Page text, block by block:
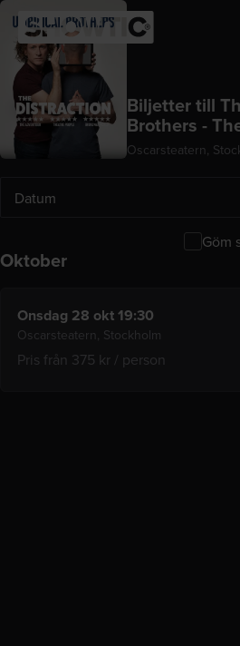
Biljetter till
Brothers -
Oscarsteatern,
Göm
Visar
Oktober
Onsdag 28 okt 19:30
Oscarsteatern, Stockholm
Pris från 375 kr / person